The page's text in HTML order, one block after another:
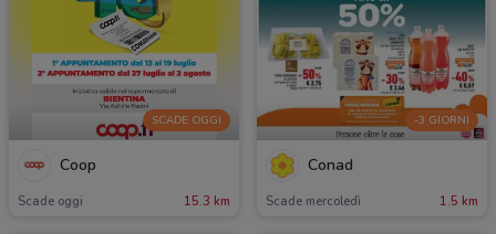
SCADE OGGI
Coop
Scade oggi 15.3 km
-3 GIORNI
Conad
Scade mercoledì 1.5 km